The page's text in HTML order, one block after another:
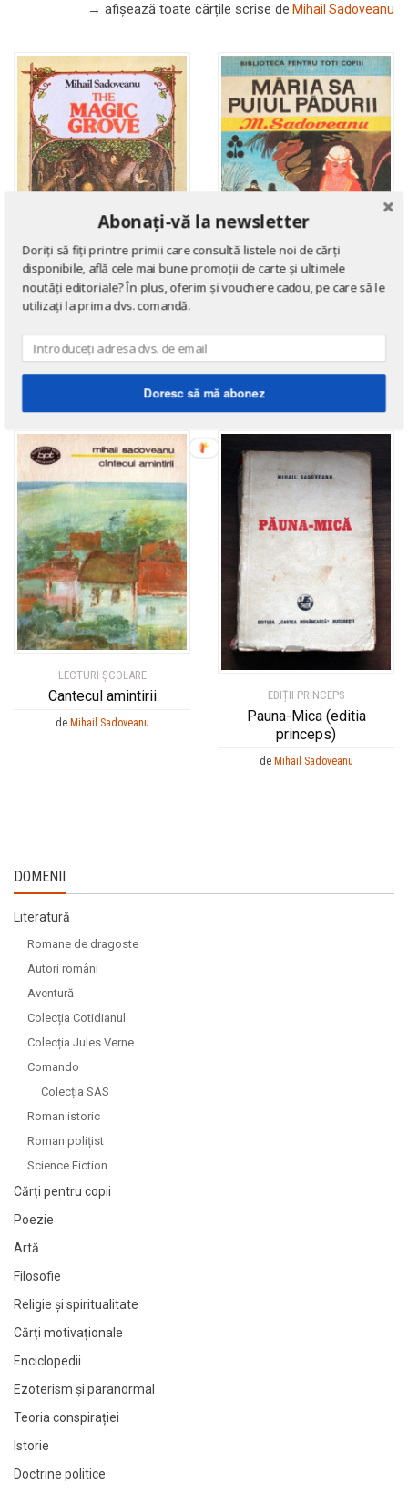
→ afișează toate cărțile scrise de Mihail Sadoveanu
CĂRȚI PENTRU COPII
The Magic Grove /
Dumbrava Minunata
deMihail Sadoveanu
deMihail Sadoveanu
LECTURI ŞCOLARE
Cantecul amintirii
de Mihail Sadoveanu
EDIȚII PRINCEPS
Pauna-Mica (editia
princeps)
de Mihail Sadoveanu
DOMENII
Literatură
Romane de dragoste
Autori români
Aventură
Colecția Cotidianul
Colecția Jules Verne
Comando
Colecția SAS
Roman istoric
Roman polițist
Science Fiction
Cărți pentru copii
Poezie
Artă
Filosofie
Religie și spiritualitate
Cărți motivaționale
Enciclopedii
Ezoterism și paranormal
Teoria conspirației
Istorie
Doctrine politice
Abonați-vă la newsletter
Doriți să fiți printre primii care consultă listele noi de cărți
disponibile, află cele mai bune promoții de carte și ultimele
noutăți editoriale? În plus, oferim și vouchere cadou, pe care să le
utilizați la prima dvs. comandă.
Doresc să mă abonez